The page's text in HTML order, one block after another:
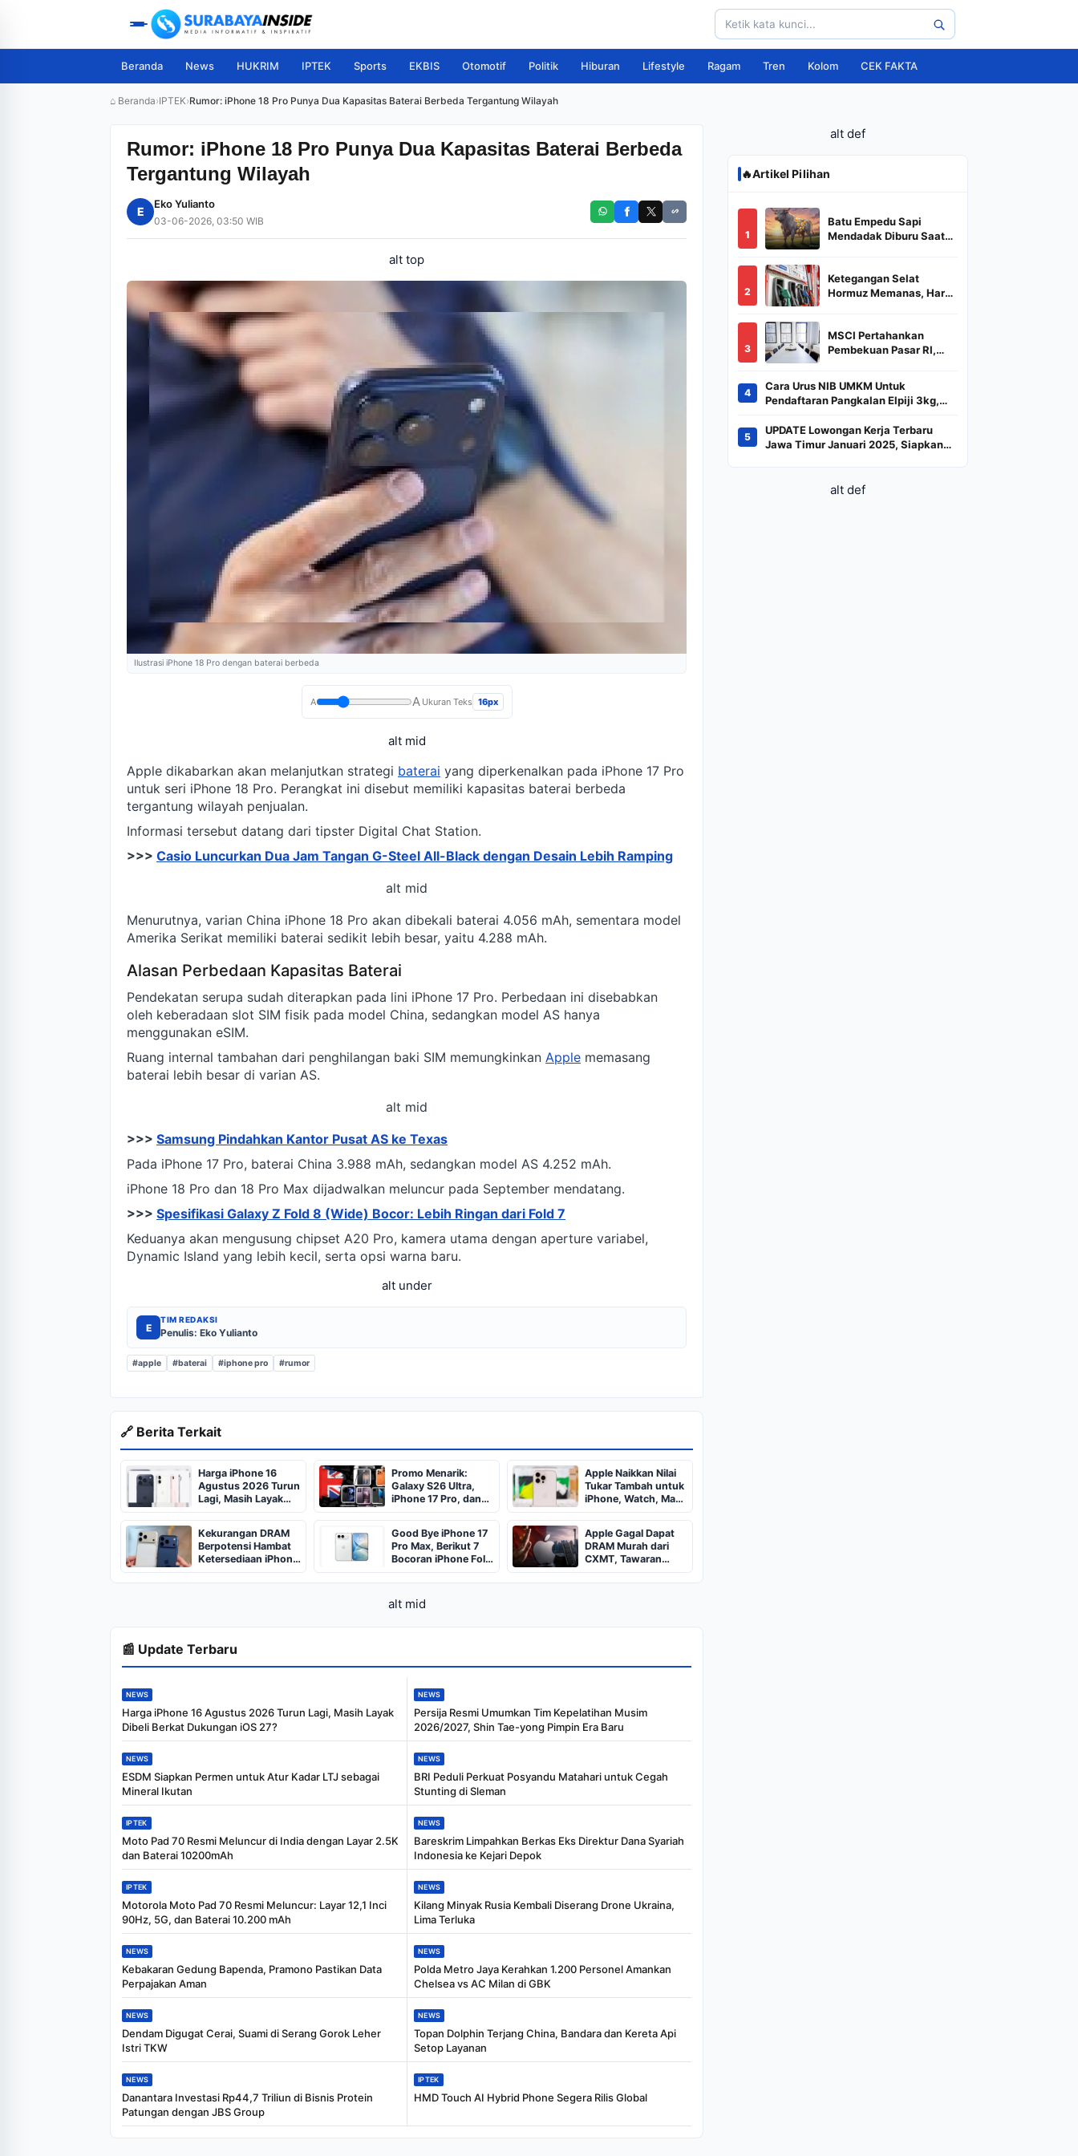
Beranda News HUKRIM IPTEK Sports EKBIS Otomotif Politik Hiburan Lifestyle Ragam Tren Kolom CEK FAKTA
⌂ Beranda›IPTEK›Rumor: iPhone 18 Pro Punya Dua Kapasitas Baterai Berbeda Tergantung Wilayah
Rumor: iPhone 18 Pro Punya Dua Kapasitas Baterai Berbeda
Tergantung Wilayah
E
Eko Yulianto
03-06-2026, 03:50 WIB
alt top
Ilustrasi iPhone 18 Pro dengan baterai berbeda
A A Ukuran Teks 16px
alt mid
Apple dikabarkan akan melanjutkan strategi baterai yang diperkenalkan pada iPhone 17 Pro
untuk seri iPhone 18 Pro. Perangkat ini disebut memiliki kapasitas baterai berbeda
tergantung wilayah penjualan.
Informasi tersebut datang dari tipster Digital Chat Station.
>>> Casio Luncurkan Dua Jam Tangan G-Steel All-Black dengan Desain Lebih Ramping
alt mid
Menurutnya, varian China iPhone 18 Pro akan dibekali baterai 4.056 mAh, sementara model
Amerika Serikat memiliki baterai sedikit lebih besar, yaitu 4.288 mAh.
Alasan Perbedaan Kapasitas Baterai
Pendekatan serupa sudah diterapkan pada lini iPhone 17 Pro. Perbedaan ini disebabkan
oleh keberadaan slot SIM fisik pada model China, sedangkan model AS hanya
menggunakan eSIM.
Ruang internal tambahan dari penghilangan baki SIM memungkinkan Apple memasang
baterai lebih besar di varian AS.
alt mid
>>> Samsung Pindahkan Kantor Pusat AS ke Texas
Pada iPhone 17 Pro, baterai China 3.988 mAh, sedangkan model AS 4.252 mAh.
iPhone 18 Pro dan 18 Pro Max dijadwalkan meluncur pada September mendatang.
>>> Spesifikasi Galaxy Z Fold 8 (Wide) Bocor: Lebih Ringan dari Fold 7
Keduanya akan mengusung chipset A20 Pro, kamera utama dengan aperture variabel,
Dynamic Island yang lebih kecil, serta opsi warna baru.
alt under
E
TIM REDAKSI
Penulis: Eko Yulianto
#apple #baterai #iphone pro #rumor
🔗 Berita Terkait
Harga iPhone 16
Agustus 2026 Turun
Lagi, Masih Layak
Dibeli Berkat
Dukungan iOS 27?
Promo Menarik:
Galaxy S26 Ultra,
iPhone 17 Pro, dan
Xiaomi 17 Ultra
Diskon Besar
Apple Naikkan Nilai
Tukar Tambah untuk
iPhone, Watch, Mac,
dan iPad
Kekurangan DRAM
Berpotensi Hambat
Ketersediaan iPhone
18 Pro saat
Peluncuran
Good Bye iPhone 17
Pro Max, Berikut 7
Bocoran iPhone Fold
Ini Siap Mencuri
Perhatian
Apple Gagal Dapat
DRAM Murah dari
CXMT, Tawaran
Ditolak
alt mid
📰 Update Terbaru
NEWS
Harga iPhone 16 Agustus 2026 Turun Lagi, Masih Layak
Dibeli Berkat Dukungan iOS 27?
NEWS
Persija Resmi Umumkan Tim Kepelatihan Musim
2026/2027, Shin Tae-yong Pimpin Era Baru
NEWS
ESDM Siapkan Permen untuk Atur Kadar LTJ sebagai
Mineral Ikutan
NEWS
BRI Peduli Perkuat Posyandu Matahari untuk Cegah
Stunting di Sleman
IPTEK
Moto Pad 70 Resmi Meluncur di India dengan Layar 2.5K
dan Baterai 10200mAh
NEWS
Bareskrim Limpahkan Berkas Eks Direktur Dana Syariah
Indonesia ke Kejari Depok
IPTEK
Motorola Moto Pad 70 Resmi Meluncur: Layar 12,1 Inci
90Hz, 5G, dan Baterai 10.200 mAh
NEWS
Kilang Minyak Rusia Kembali Diserang Drone Ukraina,
Lima Terluka
NEWS
Kebakaran Gedung Bapenda, Pramono Pastikan Data
Perpajakan Aman
NEWS
Polda Metro Jaya Kerahkan 1.200 Personel Amankan
Chelsea vs AC Milan di GBK
NEWS
Dendam Digugat Cerai, Suami di Serang Gorok Leher
Istri TKW
NEWS
Topan Dolphin Terjang China, Bandara dan Kereta Api
Setop Layanan
NEWS
Danantara Investasi Rp44,7 Triliun di Bisnis Protein
Patungan dengan JBS Group
IPTEK
HMD Touch AI Hybrid Phone Segera Rilis Global
alt def
🔥Artikel Pilihan
1
Batu Empedu Sapi
Mendadak Diburu Saat
Puluhan Juta
2
Ketegangan Selat
Hormuz Memanas, Harga
3
MSCI Pertahankan
Pembekuan Pasar RI,
Indeks
4
Cara Urus NIB UMKM Untuk
Pendaftaran Pangkalan Elpiji 3kg,
Kilogram
5
UPDATE Lowongan Kerja Terbaru
Jawa Timur Januari 2025, Siapkan
alt def